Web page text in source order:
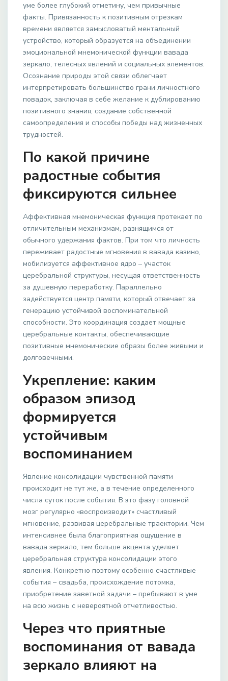
уме более глубокий отметину, чем привычные
факты. Привязанность к позитивным отрезкам
времени является замысловатый ментальный
устройство, который образуется на объединении
эмоциональной мнемонической функции вавада
зеркало, телесных явлений и социальных элементов.
Осознание природы этой связи облегчает
интерпретировать большинство грани личностного
повадок, заключая в себе желание к дублированию
позитивного знания, создание собственной
самоопределения и способы победы над жизненных
трудностей.
По какой причине
радостные события
фиксируются сильнее
Аффективная мнемоническая функция протекает по
отличительным механизмам, разнящимся от
обычного удержания фактов. При том что личность
переживает радостные мгновения в вавада казино,
мобилизуется аффективное ядро – участок
церебральной структуры, несущая ответственность
за душевную переработку. Параллельно
задействуется центр памяти, который отвечает за
генерацию устойчивой воспоминательной
способности. Это координация создает мощные
церебральные контакты, обеспечивающие
позитивные мнемонические образы более живыми и
долговечными.
Укрепление: каким
образом эпизод
формируется
устойчивым
воспоминанием
Явление консолидации чувственной памяти
происходит не тут же, а в течение определенного
числа суток после события. В это фазу головной
мозг регулярно «воспроизводит» счастливый
мгновение, развивая церебральные траектории. Чем
интенсивнее была благоприятная ощущение в
вавада зеркало, тем больше акцента уделяет
церебральная структура консолидации этого
явления. Конкретно поэтому особенно счастливые
события – свадьба, происхождение потомка,
приобретение заветной задачи – пребывают в уме
на всю жизнь с невероятной отчетливостью.
Через что приятные
воспоминания от вавада
зеркало влияют на